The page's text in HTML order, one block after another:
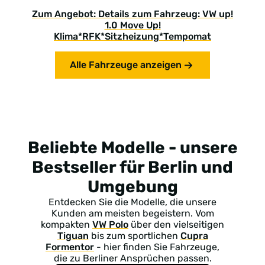
Zum Angebot: Details zum Fahrzeug: VW up!
1.0 Move Up!
Klima*RFK*Sitzheizung*Tempomat
Alle Fahrzeuge anzeigen
Beliebte Modelle - unsere
Bestseller für Berlin und
Umgebung
Entdecken Sie die Modelle, die unsere
Kunden am meisten begeistern. Vom
kompakten VW Polo über den vielseitigen
Tiguan bis zum sportlichen Cupra
Formentor - hier finden Sie Fahrzeuge,
die zu Berliner Ansprüchen passen.